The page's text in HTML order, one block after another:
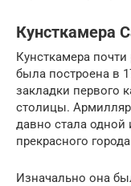
Кунсткамера
Кунсткамера
была построена в
закладки первого
столицы.
давно стала одной
прекрасного
Изначально она